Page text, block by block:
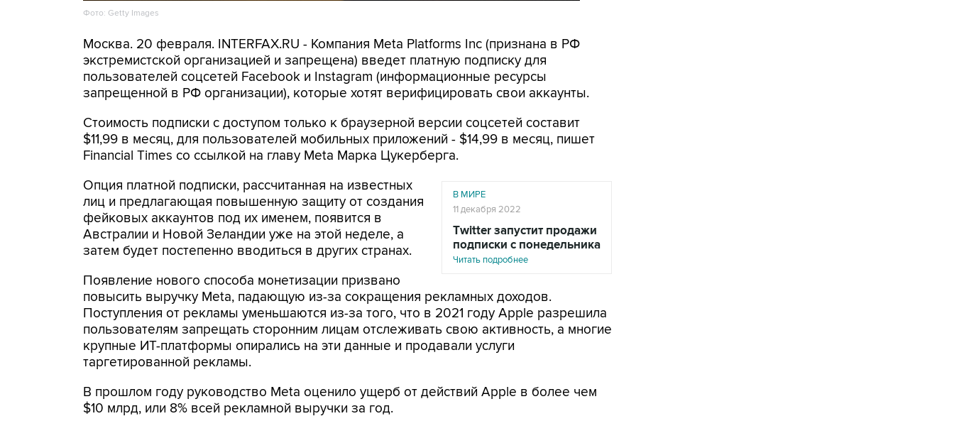
Фото: Getty Images
Москва. 20 февраля. INTERFAX.RU - Компания Meta Platforms Inc (признана в РФ
экстремистской организацией и запрещена) введет платную подписку для
пользователей соцсетей Facebook и Instagram (информационные ресурсы
запрещенной в РФ организации), которые хотят верифицировать свои аккаунты.
Стоимость подписки с доступом только к браузерной версии соцсетей составит
$11,99 в месяц, для пользователей мобильных приложений - $14,99 в месяц, пишет
Financial Times со ссылкой на главу Meta Марка Цукерберга.
В МИРЕ
11 декабря 2022
Twitter запустит продажи
подписки с понедельника
Читать подробнее
Опция платной подписки, рассчитанная на известных
лиц и предлагающая повышенную защиту от создания
фейковых аккаунтов под их именем, появится в
Австралии и Новой Зеландии уже на этой неделе, а
затем будет постепенно вводиться в других странах.
Появление нового способа монетизации призвано
повысить выручку Meta, падающую из-за сокращения рекламных доходов.
Поступления от рекламы уменьшаются из-за того, что в 2021 году Apple разрешила
пользователям запрещать сторонним лицам отслеживать свою активность, а многие
крупные ИТ-платформы опирались на эти данные и продавали услуги
таргетированной рекламы.
В прошлом году руководство Meta оценило ущерб от действий Apple в более чем
$10 млрд, или 8% всей рекламной выручки за год.